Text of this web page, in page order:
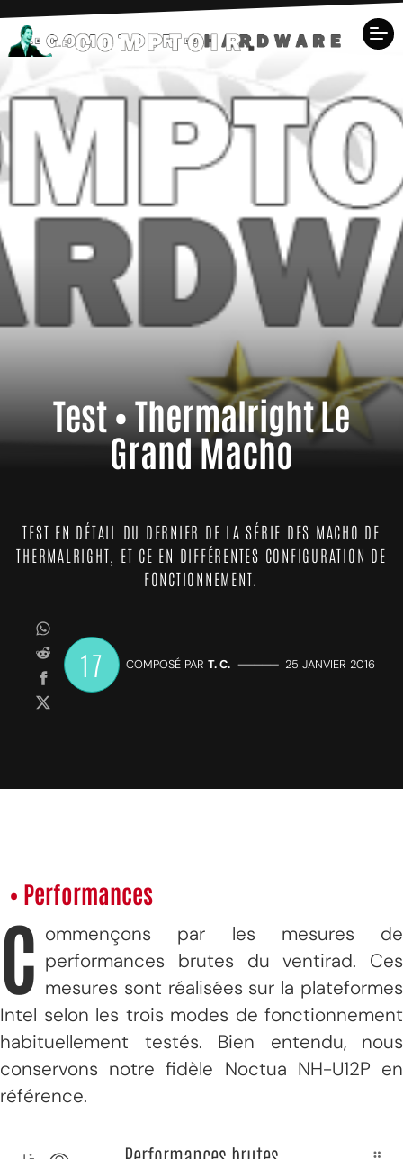
Test • Thermalright Le
Grand Macho
TEST EN DÉTAIL DU DERNIER DE LA SÉRIE DES MACHO DE
THERMALRIGHT, ET CE EN DIFFÉRENTES CONFIGURATION DE
FONCTIONNEMENT.
17 COMPOSÉ PAR T. C. ————— 25 JANVIER 2016
• Performances
C ommençons par les mesures de
performances brutes du ventirad. Ces
mesures sont réalisées sur la plateformes
Intel selon les trois modes de fonctionnement
habituellement testés. Bien entendu, nous
conservons notre fidèle Noctua NH-U12P en
référence.